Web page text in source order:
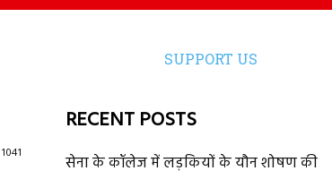
1041
SUPPORT US
RECENT POSTS
सेना के कॉलेज में लड़कियों के यौन शोषण की